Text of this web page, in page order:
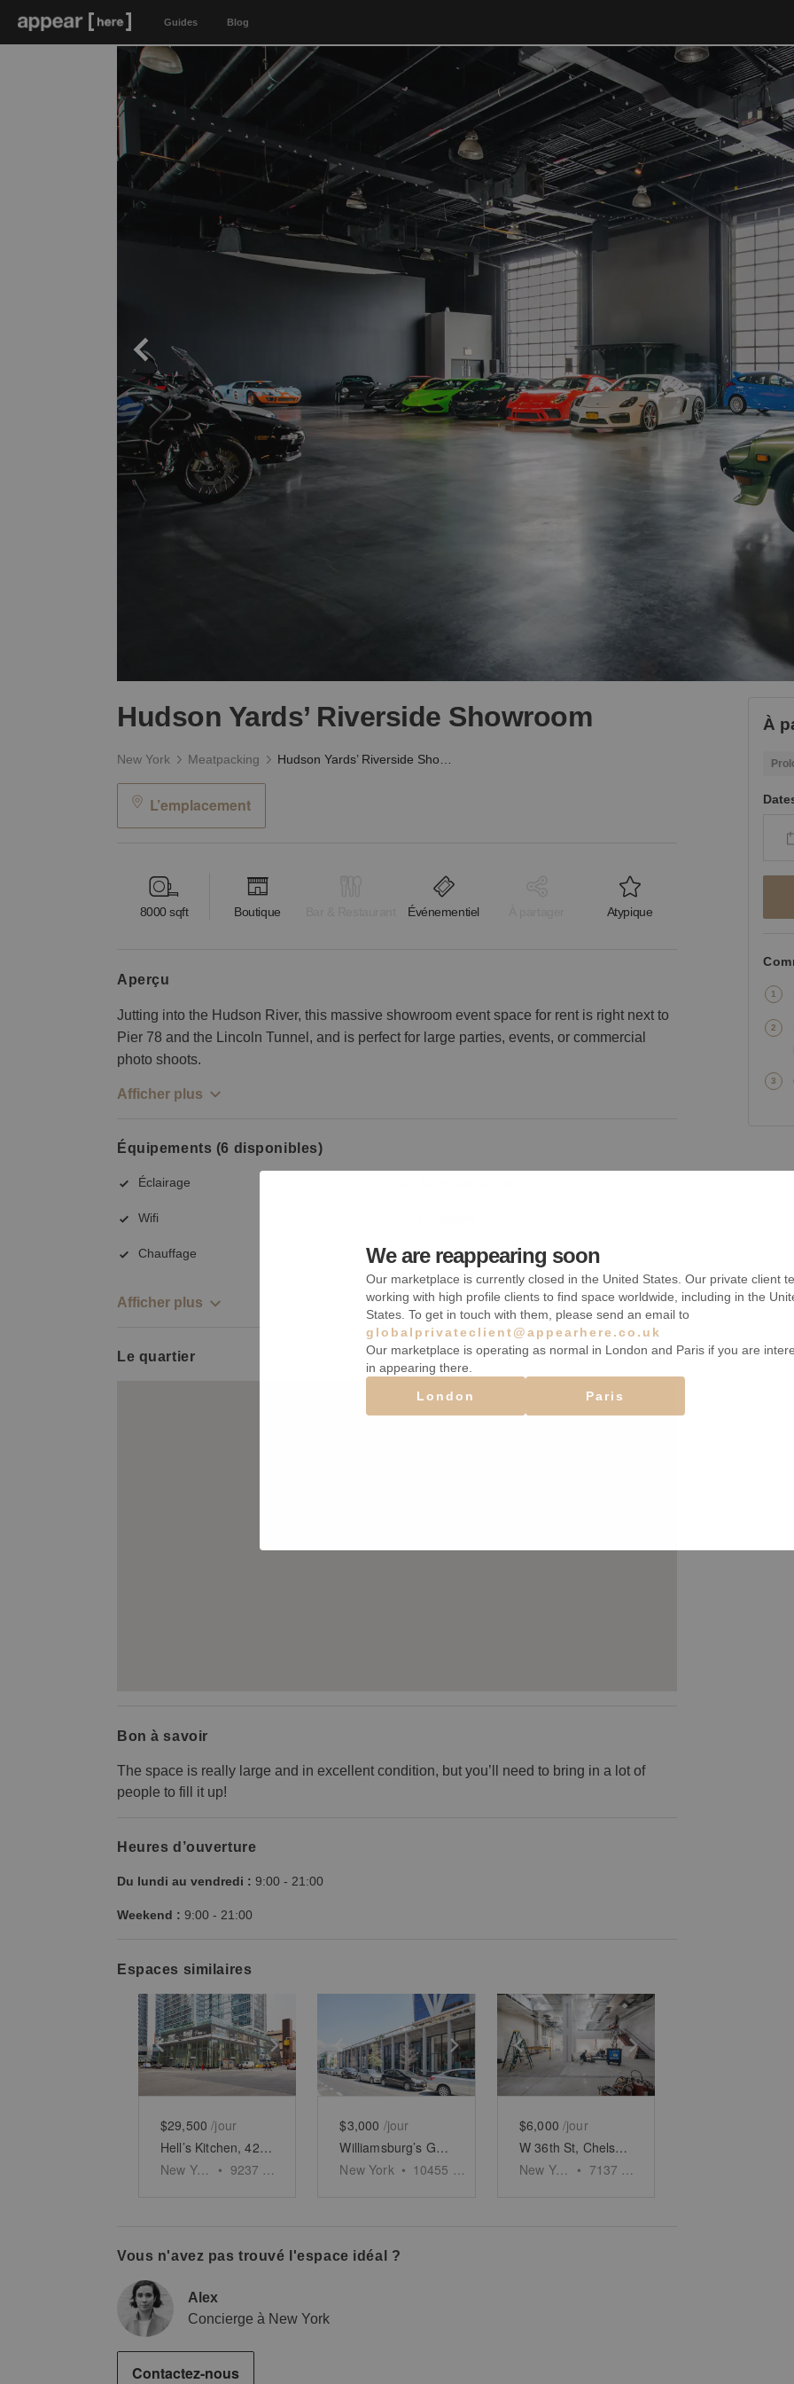
Guides Blog
Hudson Yards’ Riverside Showroom
New York Meatpacking
L’emplacement
8000 sqft Boutique Événementiel Atypique
aperçu
Jutting into the Hudson River, this massive showroom event space for rent is right next to
Pier 78 and the Lincoln Tunnel, and is perfect for large parties, events, or commercial
photo shoots.
Afficher plus
Équipements (6 disponibles)
Éclairage
Wifi
Chauffage Toilettes
Afficher plus
Le quartier
Bon à savoir
The space is really large and in excellent condition, but you’ll need to bring in a lot of
people to fill it up!
Heures d’ouverture
Du lundi au vendredi : 9:00 - 21:00
Weekend : 9:00 - 21:00
Espaces similaires
Show previous slideShow next slide
$29,500 /jour
Hell’s Kitchen, 42nd Street – Large Open Space
New York
• 9237
Show previous slideShow next slide
$3,000 /jour
Williamsburg’s Ground Floor Emporium
New York • 10455
Show previous slide
$6,000 /jour
W 36th St, Chelsea - The Garment District’s Large Retail Shop
New York
• 7137
Vous n'avez pas trouvé l'espace idéal ?
Alex
Concierge à New York
Contactez-nous
À
We are reappearing soon
Our marketplace is currently closed in the United States. Our private client
working with high profile clients to find space worldwide, including in the
States. To get in touch with them, please send an email to
globalprivateclient@appearhere.co.uk
Our marketplace is operating as normal in London and Paris if you are
in appearing there.
London
Paris